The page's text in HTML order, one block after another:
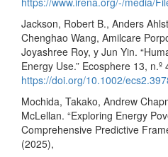
Jackson, Robert B., Anders
Chenghao Wang, Amilcare
Joyashree Roy, y Jun Yin.
Energy Use.” Ecosphere 13, n.º
https://doi.org/10.1002/
Mochida, Takako, Andrew
McLellan. “Exploring Energy
Comprehensive Predictive
(2025),